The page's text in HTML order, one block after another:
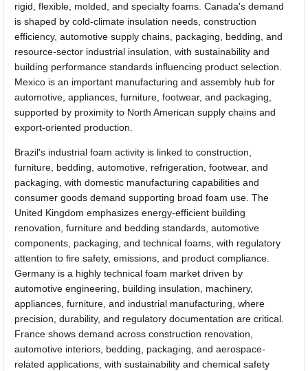
rigid, flexible, molded, and specialty foams. Canada's demand
is shaped by cold-climate insulation needs, construction
efficiency, automotive supply chains, packaging, bedding, and
resource-sector industrial insulation, with sustainability and
building performance standards influencing product selection.
Mexico is an important manufacturing and assembly hub for
automotive, appliances, furniture, footwear, and packaging,
supported by proximity to North American supply chains and
export-oriented production.
Brazil's industrial foam activity is linked to construction,
furniture, bedding, automotive, refrigeration, footwear, and
packaging, with domestic manufacturing capabilities and
consumer goods demand supporting broad foam use. The
United Kingdom emphasizes energy-efficient building
renovation, furniture and bedding standards, automotive
components, packaging, and technical foams, with regulatory
attention to fire safety, emissions, and product compliance.
Germany is a highly technical foam market driven by
automotive engineering, building insulation, machinery,
appliances, furniture, and industrial manufacturing, where
precision, durability, and regulatory documentation are critical.
France shows demand across construction renovation,
automotive interiors, bedding, packaging, and aerospace-
related applications, with sustainability and chemical safety